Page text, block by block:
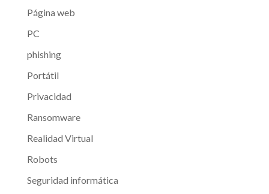
Página web
PC
phishing
Portátil
Privacidad
Ransomware
Realidad Virtual
Robots
Seguridad informática